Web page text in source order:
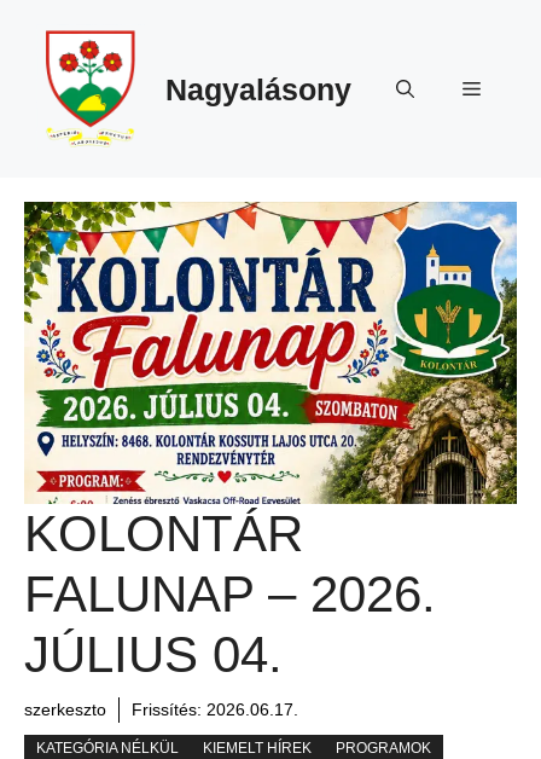
tartalomba
Nagyalásony Menü
KOLONTÁR
FALUNAP – 2026.
JÚLIUS 04.
szerkeszto Frissítés: 2026.06.17.
KATEGÓRIA NÉLKÜL KIEMELT HÍREK PROGRAMOK